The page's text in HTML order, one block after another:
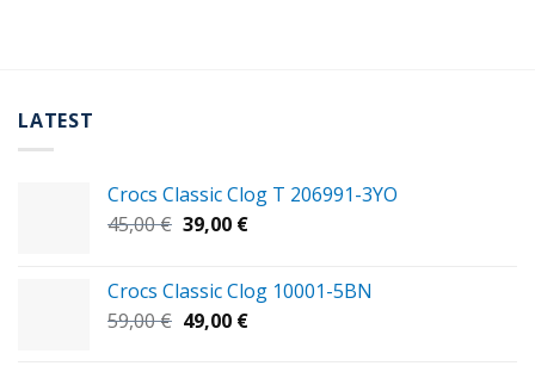
LATEST
Crocs Classic Clog T 206991-3YΟ
45,00€ Original
45,00 €.
39,00 €Η
είναι:
39,00 €.
Crocs Classic Clog 10001-5BN
59,00€ Original
49,00 €Η